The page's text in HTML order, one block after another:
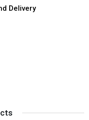
Delivery